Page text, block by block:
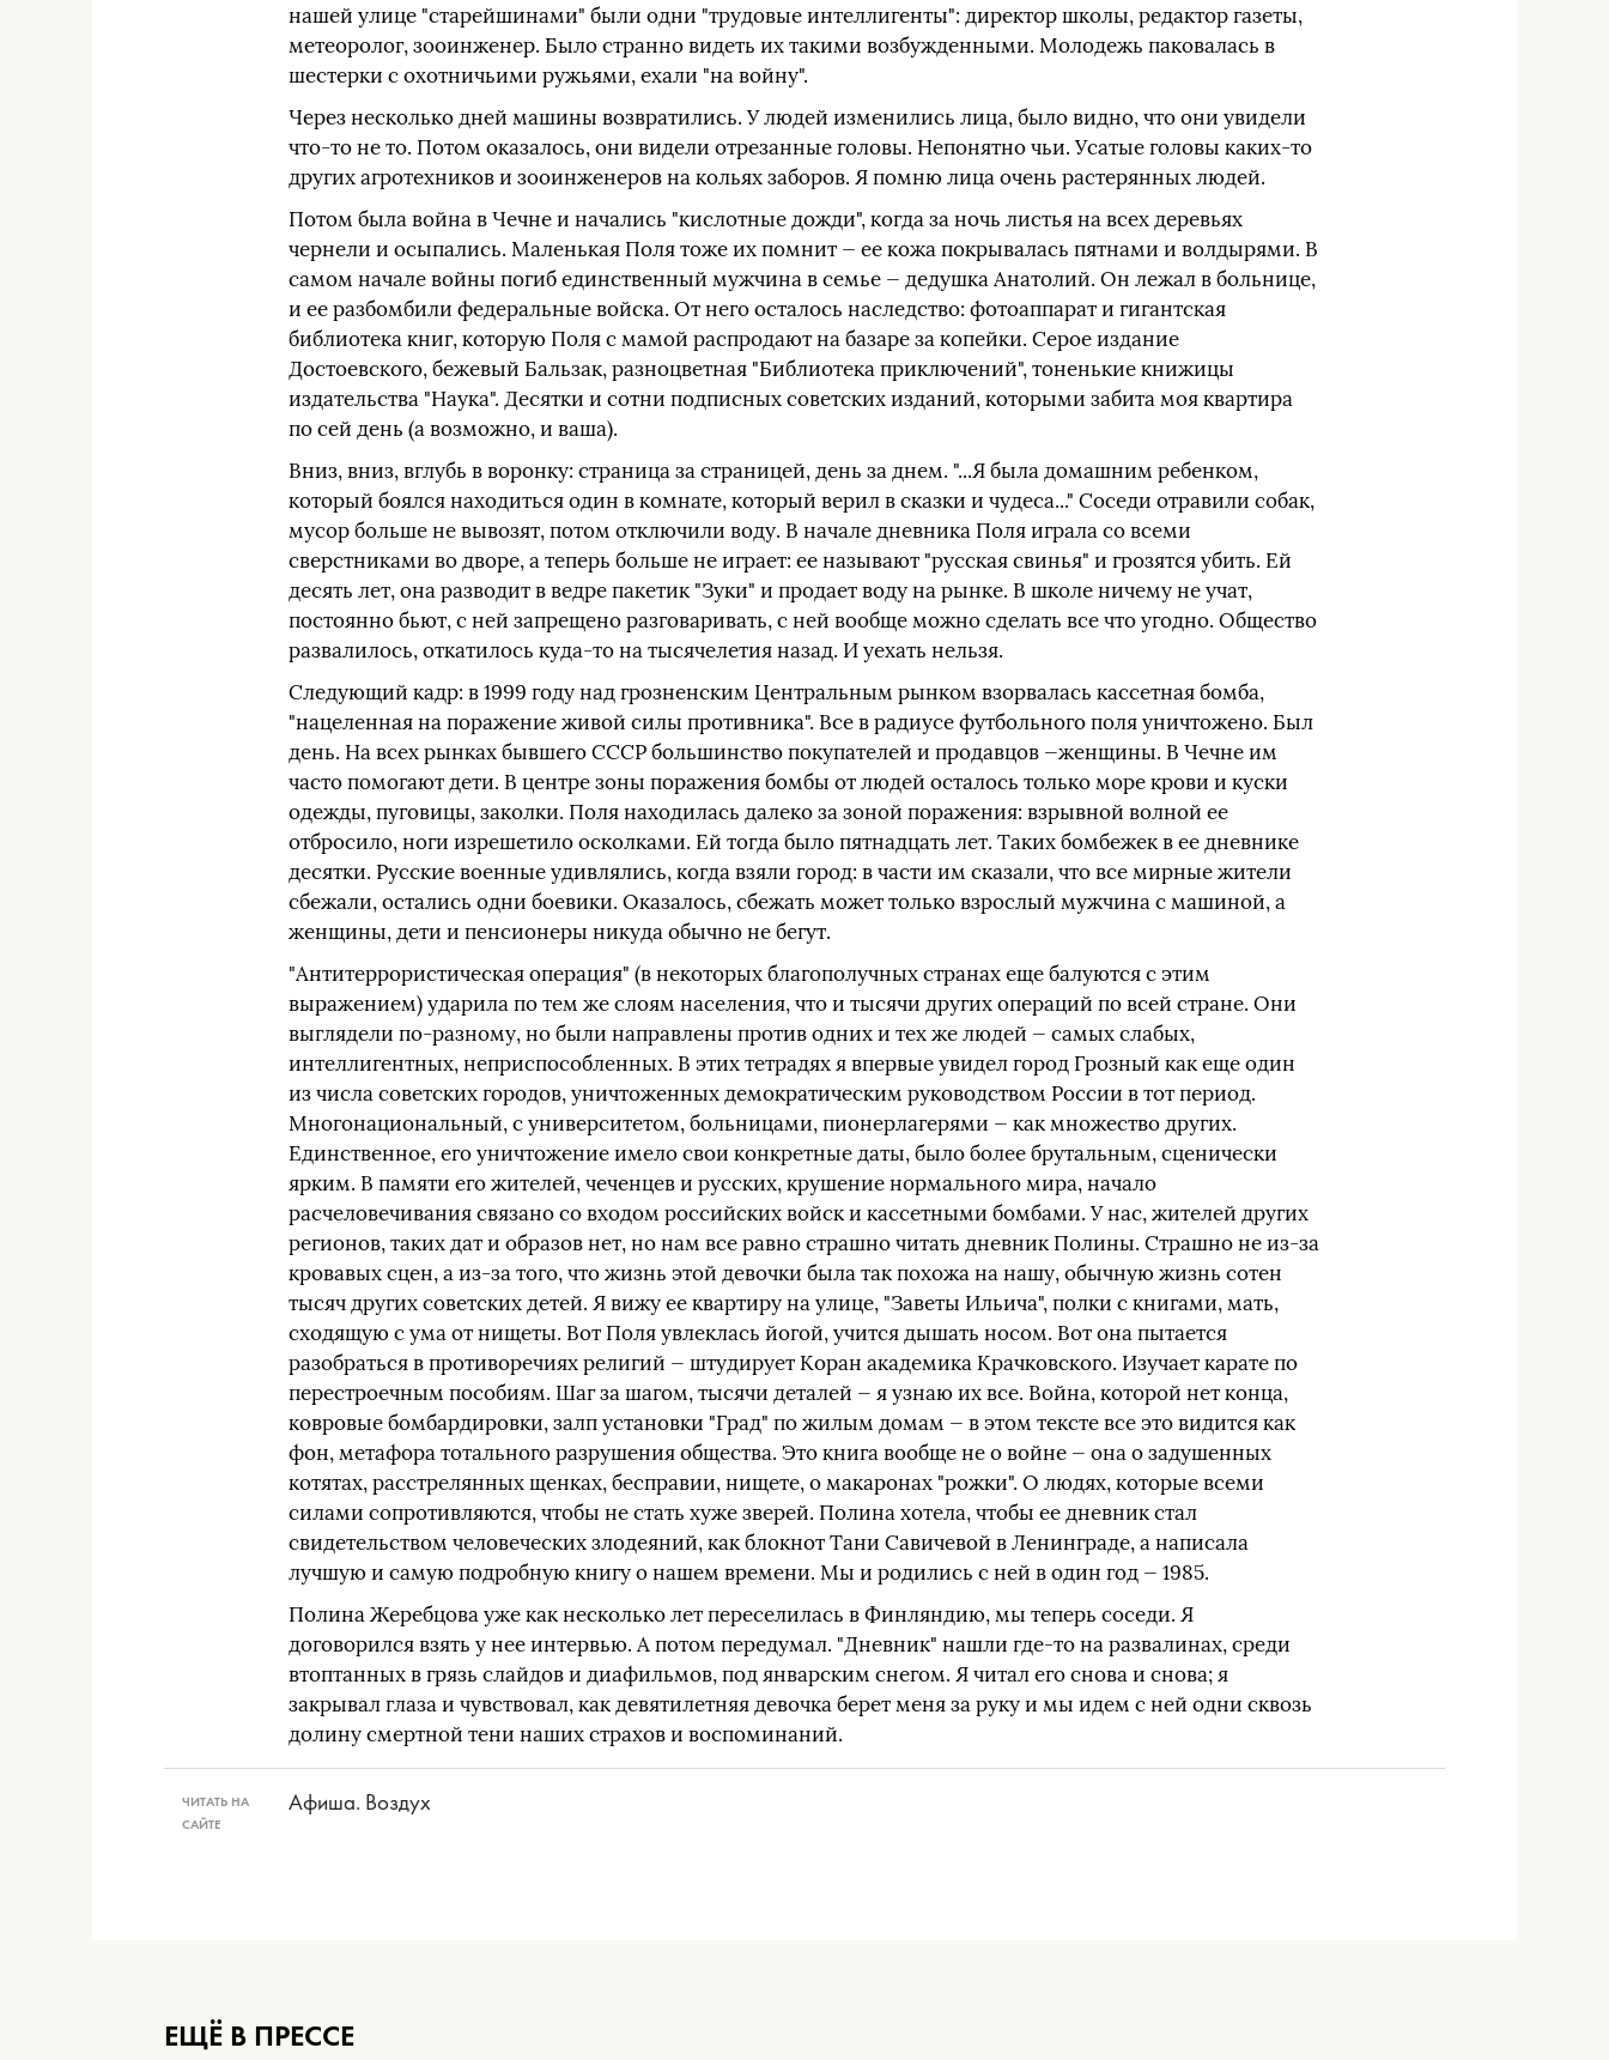
нашей улице "старейшинами" были одни "трудовые интеллигенты": директор школы, редактор газеты,
метеоролог, зооинженер. Было странно видеть их такими возбужденными. Молодежь паковалась в
шестерки с охотничьими ружьями, ехали "на войну".
Через несколько дней машины возвратились. У людей изменились лица, было видно, что они увидели
что-то не то. Потом оказалось, они видели отрезанные головы. Непонятно чьи. Усатые головы каких-то
других агротехников и зооинженеров на кольях заборов. Я помню лица очень растерянных людей.
Потом была война в Чечне и начались "кислотные дожди", когда за ночь листья на всех деревьях
чернели и осыпались. Маленькая Поля тоже их помнит — ее кожа покрывалась пятнами и волдырями. В
самом начале войны погиб единственный мужчина в семье — дедушка Анатолий. Он лежал в больнице,
и ее разбомбили федеральные войска. От него осталось наследство: фотоаппарат и гигантская
библиотека книг, которую Поля с мамой распродают на базаре за копейки. Серое издание
Достоевского, бежевый Бальзак, разноцветная "Библиотека приключений", тоненькие книжицы
издательства "Наука". Десятки и сотни подписных советских изданий, которыми забита моя квартира
по сей день (а возможно, и ваша).
Вниз, вниз, вглубь в воронку: страница за страницей, день за днем. "...Я была домашним ребенком,
который боялся находиться один в комнате, который верил в сказки и чудеса..." Соседи отравили собак,
мусор больше не вывозят, потом отключили воду. В начале дневника Поля играла со всеми
сверстниками во дворе, а теперь больше не играет: ее называют "русская свинья" и грозятся убить. Ей
десять лет, она разводит в ведре пакетик "Зуки" и продает воду на рынке. В школе ничему не учат,
постоянно бьют, с ней запрещено разговаривать, с ней вообще можно сделать все что угодно. Общество
развалилось, откатилось куда-то на тысячелетия назад. И уехать нельзя.
Следующий кадр: в 1999 году над грозненским Центральным рынком взорвалась кассетная бомба,
"нацеленная на поражение живой силы противника". Все в радиусе футбольного поля уничтожено. Был
день. На всех рынках бывшего СССР большинство покупателей и продавцов —женщины. В Чечне им
часто помогают дети. В центре зоны поражения бомбы от людей осталось только море крови и куски
одежды, пуговицы, заколки. Поля находилась далеко за зоной поражения: взрывной волной ее
отбросило, ноги изрешетило осколками. Ей тогда было пятнадцать лет. Таких бомбежек в ее дневнике
десятки. Русские военные удивлялись, когда взяли город: в части им сказали, что все мирные жители
сбежали, остались одни боевики. Оказалось, сбежать может только взрослый мужчина с машиной, а
женщины, дети и пенсионеры никуда обычно не бегут.
"Антитеррористическая операция" (в некоторых благополучных странах еще балуются с этим
выражением) ударила по тем же слоям населения, что и тысячи других операций по всей стране. Они
выглядели по-разному, но были направлены против одних и тех же людей — самых слабых,
интеллигентных, неприспособленных. В этих тетрадях я впервые увидел город Грозный как еще один
из числа советских городов, уничтоженных демократическим руководством России в тот период.
Многонациональный, с университетом, больницами, пионерлагерями — как множество других.
Единственное, его уничтожение имело свои конкретные даты, было более брутальным, сценически
ярким. В памяти его жителей, чеченцев и русских, крушение нормального мира, начало
расчеловечивания связано со входом российских войск и кассетными бомбами. У нас, жителей других
регионов, таких дат и образов нет, но нам все равно страшно читать дневник Полины. Страшно не из-за
кровавых сцен, а из-за того, что жизнь этой девочки была так похожа на нашу, обычную жизнь сотен
тысяч других советских детей. Я вижу ее квартиру на улице, "Заветы Ильича", полки с книгами, мать,
сходящую с ума от нищеты. Вот Поля увлеклась йогой, учится дышать носом. Вот она пытается
разобраться в противоречиях религий — штудирует Коран академика Крачковского. Изучает карате по
перестроечным пособиям. Шаг за шагом, тысячи деталей — я узнаю их все. Война, которой нет конца,
ковровые бомбардировки, залп установки "Град" по жилым домам — в этом тексте все это видится как
фон, метафора тотального разрушения общества. Это книга вообще не о войне — она о задушенных
котятах, расстрелянных щенках, бесправии, нищете, о макаронах "рожки". О людях, которые всеми
силами сопротивляются, чтобы не стать хуже зверей. Полина хотела, чтобы ее дневник стал
свидетельством человеческих злодеяний, как блокнот Тани Савичевой в Ленинграде, а написала
лучшую и самую подробную книгу о нашем времени. Мы и родились с ней в один год — 1985.
Полина Жеребцова уже как несколько лет переселилась в Финляндию, мы теперь соседи. Я
договорился взять у нее интервью. А потом передумал. "Дневник" нашли где-то на развалинах, среди
втоптанных в грязь слайдов и диафильмов, под январским снегом. Я читал его снова и снова; я
закрывал глаза и чувствовал, как девятилетняя девочка берет меня за руку и мы идем с ней одни сквозь
долину смертной тени наших страхов и воспоминаний.
ЧИТАТЬ НА
САЙТЕ
Афиша. Воздух
ЕЩЁ В ПРЕССЕ